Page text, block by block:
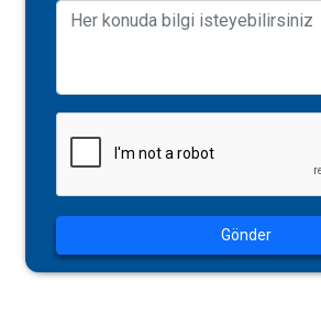
Gönder